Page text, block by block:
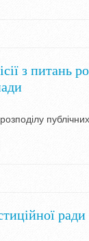
з питань
ради